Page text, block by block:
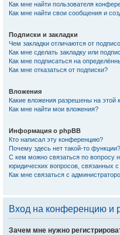
Как мне найти пользователя
Как мне найти свои сообщения и
Подписки и закладки
Чем закладки отличаются от
Как мне сделать закладку или
Как мне подписаться на
Как мне отказаться от подписки?
Вложения
Какие вложения разрешены на этой
Как мне найти мои вложения?
Информация о phpBB
Кто написал эту конференцию?
Почему здесь нет такой-то функции?
С кем можно связаться по вопросу
юридических вопросов, связанных
Как мне связаться с
Вход на конференцию и
Зачем мне нужно